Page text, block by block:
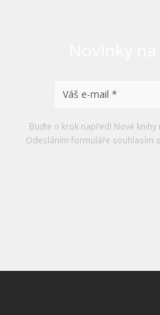
Buďte o krok napřed! Nové
Odesláním formuláře souhlasím